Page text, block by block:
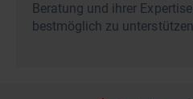
Beratung und ihrer
bestmöglich zu